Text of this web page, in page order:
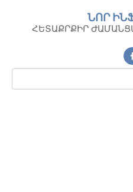
контенту
ՆՈՐ
ՀԵՏԱՔՐՔԻՐ
Поиск: